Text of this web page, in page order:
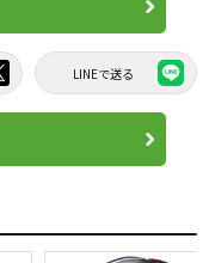
LINEで送る